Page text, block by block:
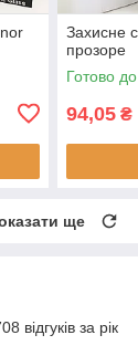
Захисне
прозоре
Готово
94,05 ₴
ще
відгуків за рік